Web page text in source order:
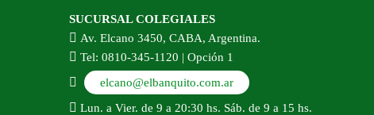
SUCURSAL COLEGIALES
Av. Elcano 3450, CABA, Argentina.
Tel: 0810-345-1120 | Opción 1
elcano@elbanquito.com.ar
Lun. a Vier. de 9 a 20:30 hs. Sáb. de 9 a 15 hs.